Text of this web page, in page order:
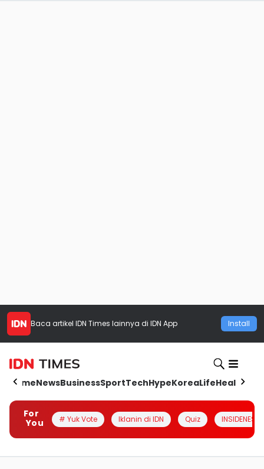
Baca artikel IDN Times lainnya di IDN App Install
HomeNewsBusinessSportTechHypeKoreaLifeHealth
For
You
# Yuk Vote Iklanin di IDN Quiz INSIDENESIA